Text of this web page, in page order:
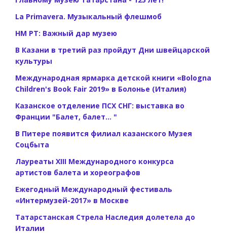
La Primavera. Музыкальный флешмоб
НМ РТ: Важный дар музею
В Казани в третий раз пройдут Дни швейцарской
культуры
Международная ярмарка детской книги «Bologna
Children's Book Fair 2019» в Болонье (Италия)
Казанское отделение ПСХ СНГ: выставка во
Франции "Балет, балет... "
В Питере появится филиал казанского Музея
Соцбыта
Лауреаты XIII Международного конкурса
артистов балета и хореографов
Ежегодный Международный фестиваль
«Интермузей-2017» в Москве
Татарстанская Стрела Наследия долетела до
Италии